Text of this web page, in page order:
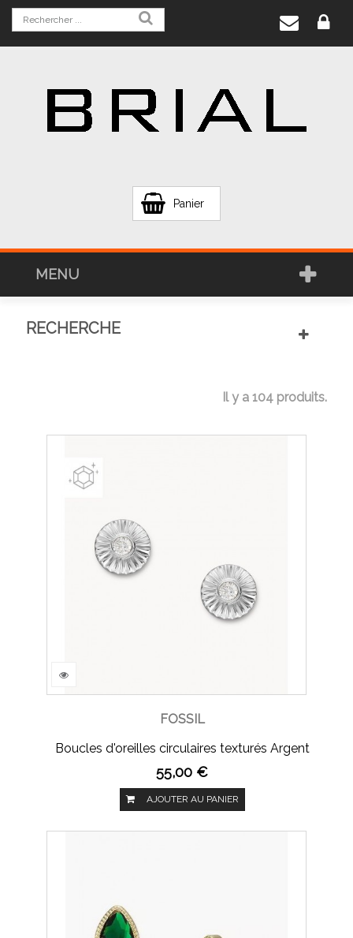
Panier
MENU
RECHERCHE
Il y a 104 produits.
FOSSIL
Boucles d'oreilles circulaires texturés Argent
55,00 €
AJOUTER AU PANIER